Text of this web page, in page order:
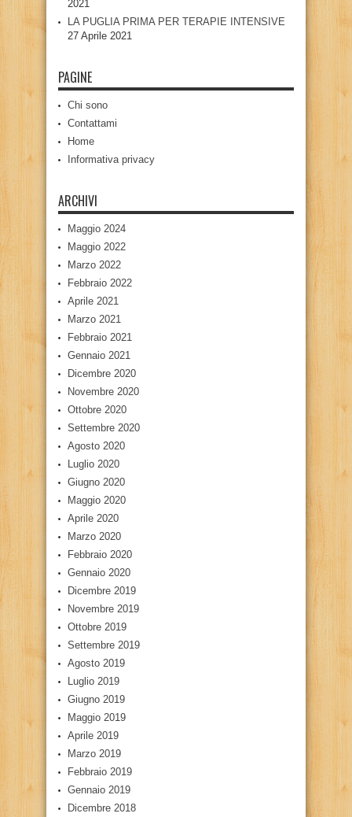
2021
LA PUGLIA PRIMA PER TERAPIE INTENSIVE
27 Aprile 2021
PAGINE
Chi sono
Contattami
Home
Informativa privacy
ARCHIVI
Maggio 2024
Maggio 2022
Marzo 2022
Febbraio 2022
Aprile 2021
Marzo 2021
Febbraio 2021
Gennaio 2021
Dicembre 2020
Novembre 2020
Ottobre 2020
Settembre 2020
Agosto 2020
Luglio 2020
Giugno 2020
Maggio 2020
Aprile 2020
Marzo 2020
Febbraio 2020
Gennaio 2020
Dicembre 2019
Novembre 2019
Ottobre 2019
Settembre 2019
Agosto 2019
Luglio 2019
Giugno 2019
Maggio 2019
Aprile 2019
Marzo 2019
Febbraio 2019
Gennaio 2019
Dicembre 2018